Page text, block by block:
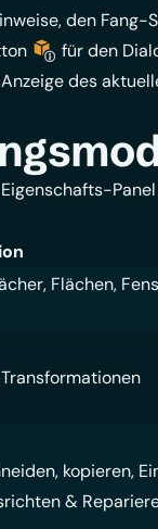
den Fang-
für den
des
Flächen,
Transformationen
kopieren,
&